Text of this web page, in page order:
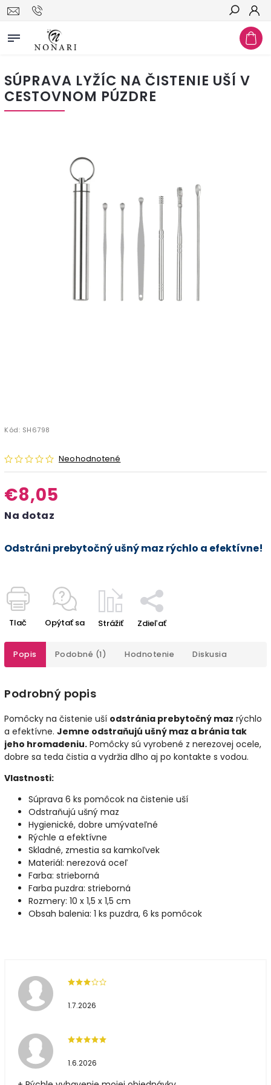
Hľadať
SÚPRAVA LYŽÍC NA ČISTENIE UŠÍ V
CESTOVNOM PÚZDRE
Kód: SH6798
Neohodnotené
€8,05
Na dotaz
Odstráni prebytočný ušný maz rýchlo a efektívne!
Tlač Opýtať sa Strážiť Zdieľať
Popis Podobné (1) Hodnotenie Diskusia
Podrobný popis
Pomôcky na čistenie uší odstránia prebytočný maz rýchlo
a efektívne. Jemne odstraňujú ušný maz a bránia tak
jeho hromadeniu. Pomôcky sú vyrobené z nerezovej ocele,
dobre sa teda čistia a vydržia dlho aj po kontakte s vodou.
Vlastnosti:
Súprava 6 ks pomôcok na čistenie uší
Odstraňujú ušný maz
Hygienické, dobre umývateľné
Rýchle a efektívne
Skladné, zmestia sa kamkoľvek
Materiál: nerezová oceľ
Farba: strieborná
Farba puzdra: strieborná
Rozmery: 10 x 1,5 x 1,5 cm
Obsah balenia: 1 ks puzdra, 6 ks pomôcok
1.7.2026
1.6.2026